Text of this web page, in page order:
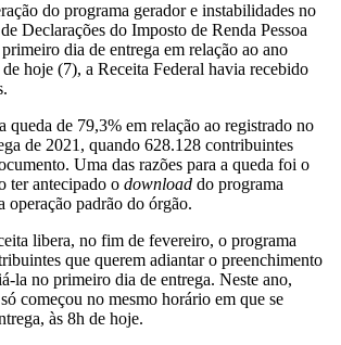
do programa gerador e instabilidades no
Declarações do Imposto de Renda Pessoa
dia de entrega em relação ao ano
hoje (7), a Receita Federal havia recebido
queda de 79,3% em relação ao registrado no
de 2021, quando 628.128 contribuintes
Uma das razões para a queda foi o
ter antecipado o download do programa
operação padrão do órgão.
libera, no fim de fevereiro, o programa
que querem adiantar o preenchimento
la no primeiro dia de entrega. Neste ano,
só começou no mesmo horário em que se
às 8h de hoje.